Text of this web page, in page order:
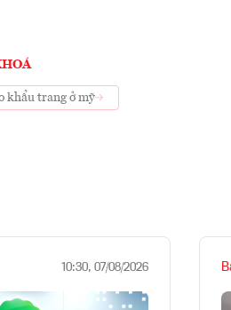
khẩu trang ở mỹ
10:30, 07/08/2026